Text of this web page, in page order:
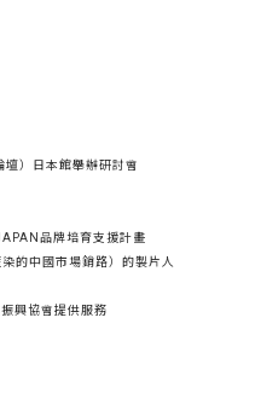
）日本館舉辦研討會
品牌培育支援計畫
的中國市場銷路）的製片人
興協會提供服務